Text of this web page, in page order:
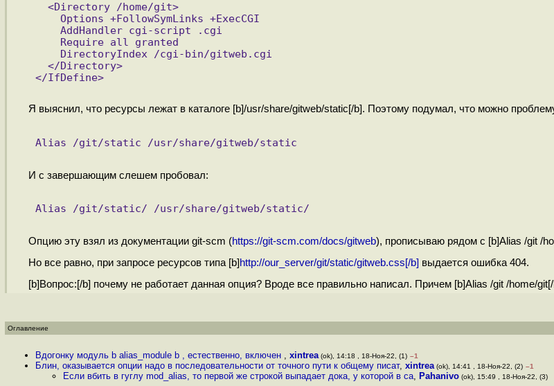
<Directory /home/git>
Options +FollowSymLinks +ExecCGI
AddHandler cgi-script .cgi
Require all granted
DirectoryIndex /cgi-bin/gitweb.cgi
</Directory>
</IfDefine>
Я выяснил, что ресурсы лежат в каталоге [b]/usr/share/gitweb/static[/b]. Поэтому подумал, что можно
Alias /git/static /usr/share/gitweb/static
И с завершающим слешем пробовал:
Alias /git/static/ /usr/share/gitweb/static/
Опцию эту взял из документации git-scm (https://git-scm.com/docs/gitweb), прописываю рядом с [b]Alias /git /
Но все равно, при запросе ресурсов типа [b] http://our_server/git/static/gitweb.css[/b] выдается ошибка 404.
[b]Вопрос:[/b] почему не работает данная опция? Вроде все правильно написал. Причем [b]Alias /git /home/
Оглавление
Вдогонку модуль b alias_module b , естественно, включен , xintrea (ok), 14:18 , 18-Ноя-22, (1) –1
Блин, оказывается опции надо в последовательности от точного пути к общему писат, xintrea (ok), 14:41 , 18-Ноя-22, (2) –1
Если вбить в гуглу mod_alias, то первой же строкой выпадает дока, у которой в са, Pahanivo (ok), 15:49 , 18-Ноя-22, (3)